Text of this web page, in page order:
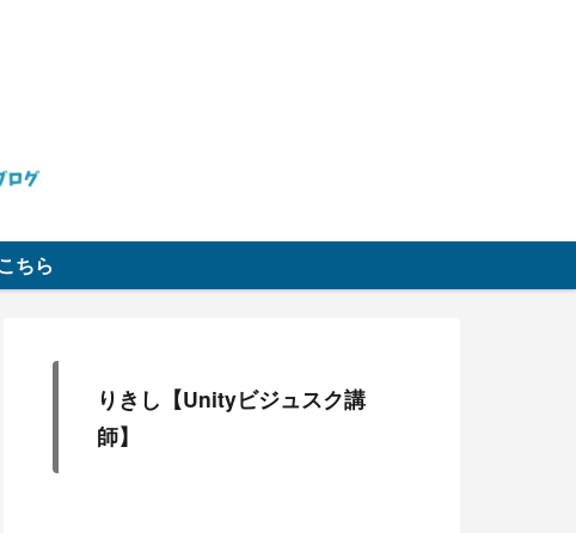
ちら
りきし【Unityビジュスク講
師】